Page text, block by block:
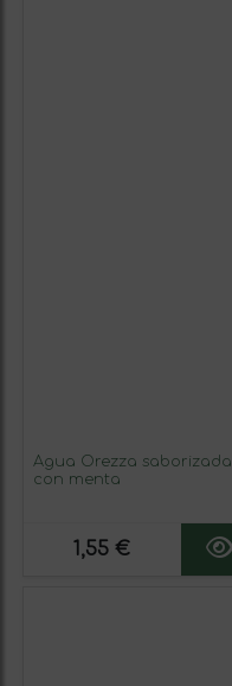
Agua Orezza saborizada
con menta
1,55 €